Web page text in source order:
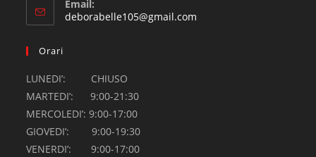
Email:
deborabelle105@gmail.com
Orari
LUNEDI’: CHIUSO
MARTEDI’: 9:00-21:30
MERCOLEDI’: 9:00-17:00
GIOVEDI’: 9:00-19:30
VENERDI’: 9:00-17:00